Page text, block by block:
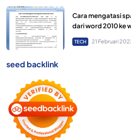
Cara mengatasi
dari word 2010 ke
TECH 21 Februari
seed backlink